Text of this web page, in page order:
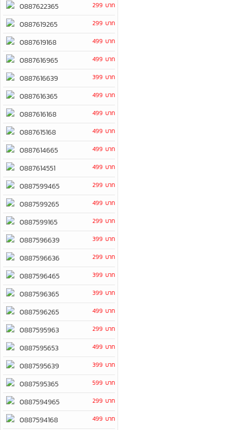
0887622365 299 บาท
0887619265 299 บาท
0887619168 499 บาท
0887616965 499 บาท
0887616639 399 บาท
0887616365 499 บาท
0887616168 499 บาท
0887615168 499 บาท
0887614665 499 บาท
0887614551 499 บาท
0887599465 299 บาท
0887599265 499 บาท
0887599165 299 บาท
0887596639 399 บาท
0887596636 299 บาท
0887596465 399 บาท
0887596365 399 บาท
0887596265 499 บาท
0887595963 299 บาท
0887595653 499 บาท
0887595639 399 บาท
0887595365 599 บาท
0887594965 299 บาท
0887594168 499 บาท